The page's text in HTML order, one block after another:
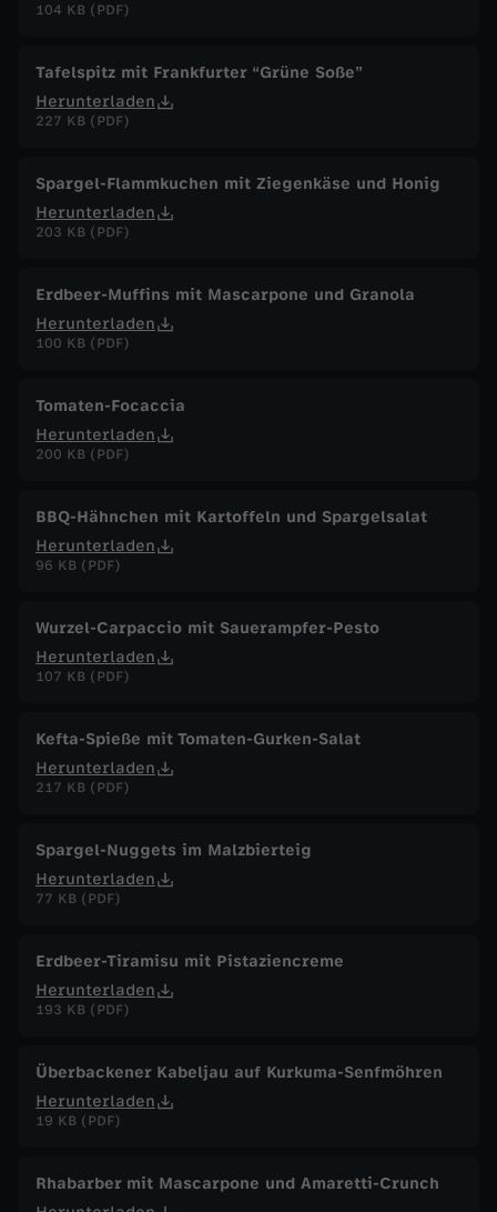
104 KB (PDF)
Tafelspitz mit Frankfurter “Grüne Soße”
Herunterladen
227 KB (PDF)
Spargel-Flammkuchen mit Ziegenkäse und Honig
Herunterladen
203 KB (PDF)
Erdbeer-Muffins mit Mascarpone und Granola
Herunterladen
100 KB (PDF)
Tomaten-Focaccia
Herunterladen
200 KB (PDF)
BBQ-Hähnchen mit Kartoffeln und Spargelsalat
Herunterladen
96 KB (PDF)
Wurzel-Carpaccio mit Sauerampfer-Pesto
Herunterladen
107 KB (PDF)
Kefta-Spieße mit Tomaten-Gurken-Salat
Herunterladen
217 KB (PDF)
Spargel-Nuggets im Malzbierteig
Herunterladen
77 KB (PDF)
Erdbeer-Tiramisu mit Pistaziencreme
Herunterladen
193 KB (PDF)
Überbackener Kabeljau auf Kurkuma-Senfmöhren
Herunterladen
19 KB (PDF)
Rhabarber mit Mascarpone und Amaretti-Crunch